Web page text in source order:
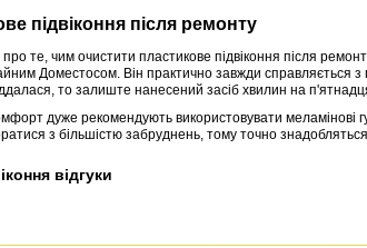
підвіконня після ремонту
те, чим очистити пластикове підвіконня після
Доместосом. Він практично завжди справляється з
то залиште нанесений засіб хвилин на
дуже рекомендують використовувати меламінові
з більшістю забруднень, тому точно знадобляться
відгуки